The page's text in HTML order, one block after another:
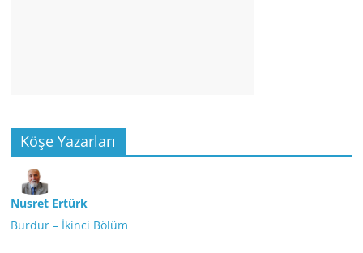
Köşe Yazarları
Nusret Ertürk
Burdur – İkinci Bölüm